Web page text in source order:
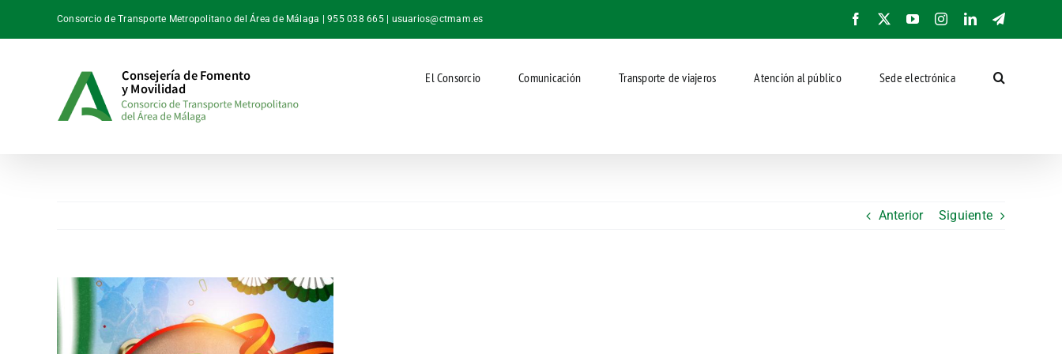
Consorcio de Transporte Metropolitano del Área de Málaga | 955 038 665 | usuarios@ctmam.es Facebook YouTubeInstagramLinkedInTelegram
El Consorcio Comunicación Transporte de viajeros Atención al público Sede electrónica
Anterior Siguiente
Ver
imagen